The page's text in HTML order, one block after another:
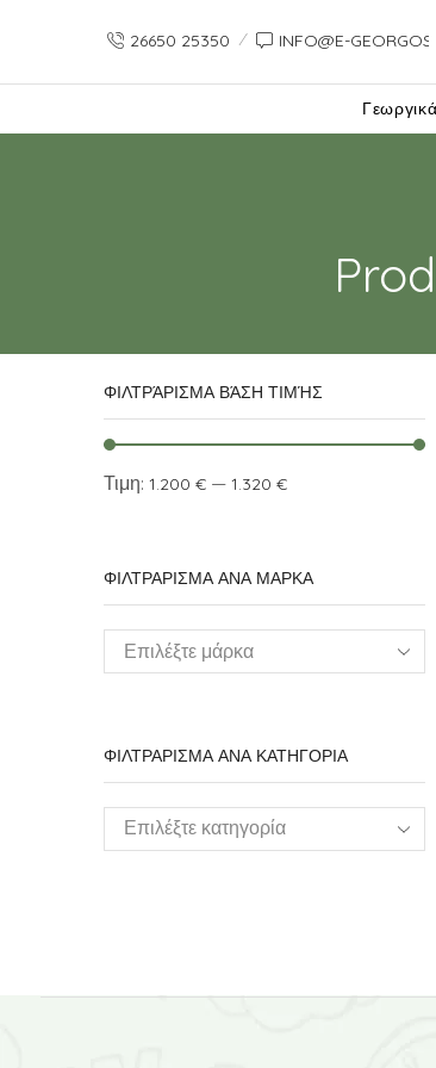
26650 25350 INFO@E-
ΦΙΛΤΡΆΡΙΣΜΑ ΒΆΣΗ ΤΙΜΉΣ
Τιμη: 1.200 € — 1.320 €
ΦΙΛΤΡΑΡΙΣΜΑ ΑΝΑ ΜΑΡΚΑ
ΦΙΛΤΡΑΡΙΣΜΑ ΑΝΑ ΚΑΤΗΓΟΡΙΑ
Επιλέξτε κατηγορία